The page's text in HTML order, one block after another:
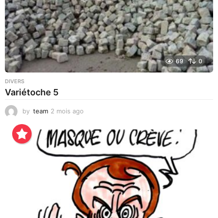
69 0
DIVERS
Variétoche 5
by team 2 mois ago
e
m
a
i
n
e
s
g
o